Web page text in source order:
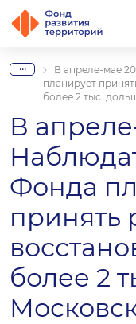
...
В апреле-мае
планирует
более 2 тыс.
В
Фонда
принять
более 2